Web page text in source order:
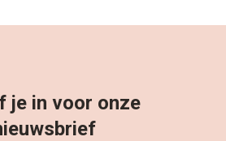
je in voor onze